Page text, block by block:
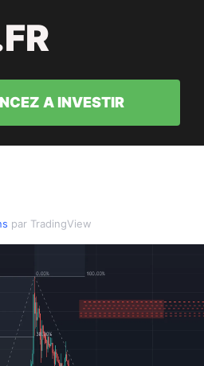
A INVESTIR
par TradingView